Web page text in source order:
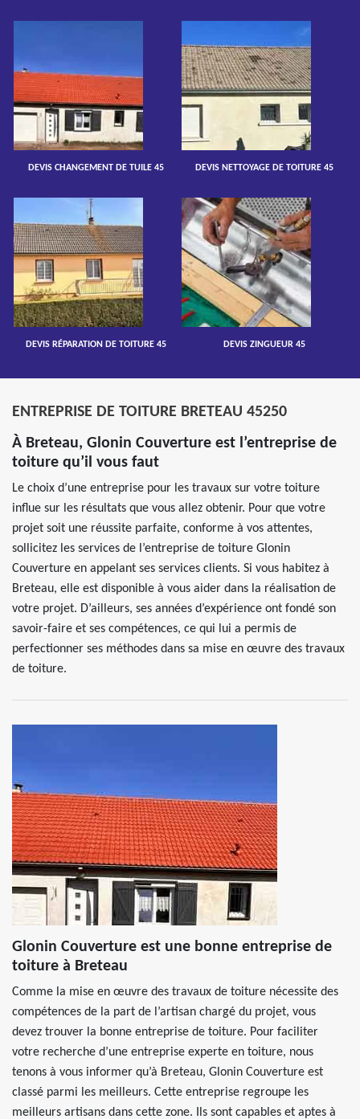
DEVIS CHANGEMENT DE TUILE 45 DEVIS NETTOYAGE DE TOITURE 45
DEVIS RÉPARATION DE TOITURE 45 DEVIS ZINGUEUR 45
ENTREPRISE DE TOITURE BRETEAU 45250
À Breteau, Glonin Couverture est l’entreprise de
toiture qu’il vous faut
Le choix d’une entreprise pour les travaux sur votre toiture
influe sur les résultats que vous allez obtenir. Pour que votre
projet soit une réussite parfaite, conforme à vos attentes,
sollicitez les services de l’entreprise de toiture Glonin
Couverture en appelant ses services clients. Si vous habitez à
Breteau, elle est disponible à vous aider dans la réalisation de
votre projet. D’ailleurs, ses années d’expérience ont fondé son
savoir-faire et ses compétences, ce qui lui a permis de
perfectionner ses méthodes dans sa mise en œuvre des travaux
de toiture.
Glonin Couverture est une bonne entreprise de
toiture à Breteau
Comme la mise en œuvre des travaux de toiture nécessite des
compétences de la part de l’artisan chargé du projet, vous
devez trouver la bonne entreprise de toiture. Pour faciliter
votre recherche d’une entreprise experte en toiture, nous
tenons à vous informer qu’à Breteau, Glonin Couverture est
classé parmi les meilleurs. Cette entreprise regroupe les
meilleurs artisans dans cette zone. Ils sont capables et aptes à